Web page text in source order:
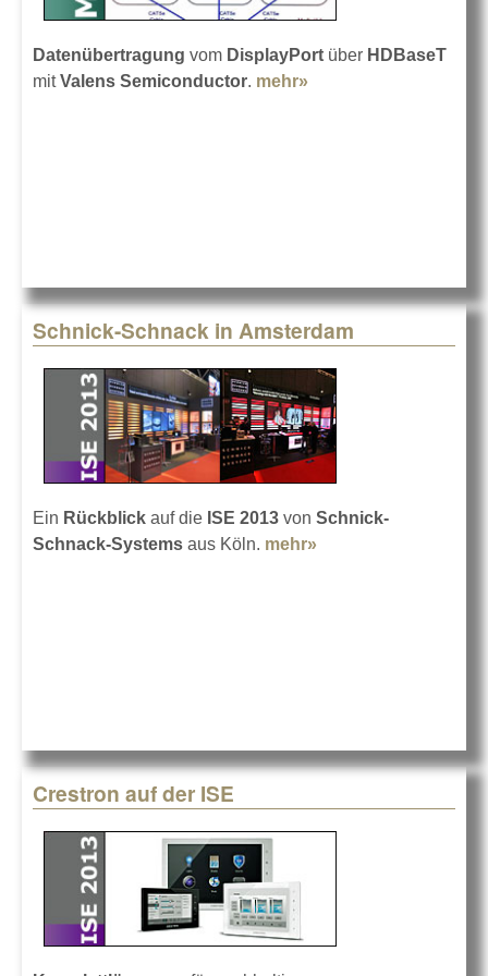
Datenübertragung vom DisplayPort über HDBaseT
mitValens Semiconductor. mehr»
Schnick-Schnack in Amsterdam
Ein Rückblick auf die ISE 2013 von Schnick-
Schnack-Systems aus Köln. mehr»
Crestron auf der ISE